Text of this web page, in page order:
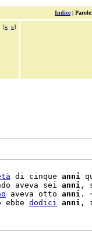
Indice| Parole:
[« »]
di cinque anni
aveva sei anni ,
aveva otto anni .
ebbe dodici anni ,